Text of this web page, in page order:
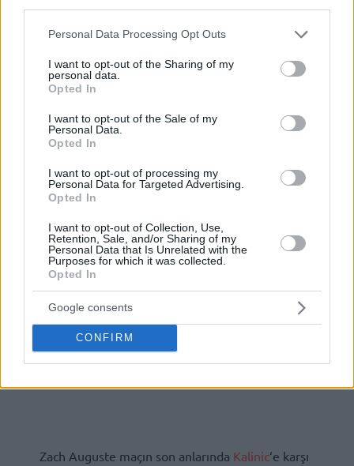
Please note that this website/app uses one or more Google
not limited to your visit or usage behaviour. You may click to
grant or deny consent to Google and its third-party tags to
use your data for below specified purposes in below Google
consent section.
Personal Data Processing Opt Outs
I want to opt-out of the Sharing of my
personal data.
Opted In
I want to opt-out of the Sale of my
Personal Data.
Opted In
I want to opt-out of processing my
Personal Data for Targeted Advertising.
Opted In
I want to opt-out of Collection, Use,
Retention, Sale, and/or Sharing of my
Personal Data that Is Unrelated with the
Purposes for which it was collected.
Opted In
Google consents
CONFIRM
Zach Auguste maçın son anlarında Kalinic‘e karşı